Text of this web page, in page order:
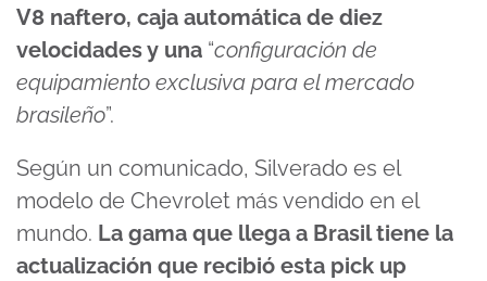
V8 naftero, caja automática de diez
velocidades y una “configuración de
equipamiento exclusiva para el mercado
brasileño”.
Según un comunicado, Silverado es el
modelo de Chevrolet más vendido en el
mundo. La gama que llega a Brasil tiene la
actualización que recibió esta pick up